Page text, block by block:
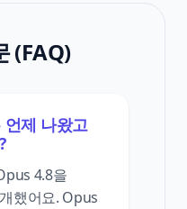
(FAQ)
제 나왔고
4.8을
했어요. Opus